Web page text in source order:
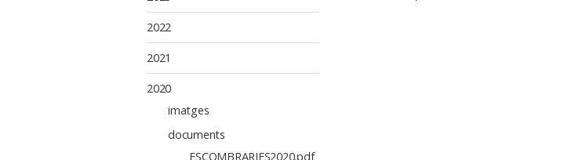
2022
2021
2020
imatges
documents
ESCOMBRARIES2020.pdf